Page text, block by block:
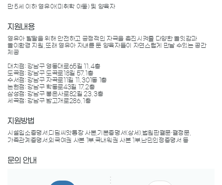
만 5세 이하 영유아(미취학 아동) 및 양육자
지원내용
영유아 발달을 위해 안전하고 긍정적인 자극을 촉진시켜줄 다양한 놀잇감과
놀이환경 지원, 또래 영유아 자녀를 둔 양육자들이 자연스럽게 만날 수있는 공간
제공
대치점: 강남구 영동대로65길 11, 4층
도곡점: 강남구 도곡로18길 57, 1층
수서점: 강남구 자곡로11길 11, 301동 1층
논현점: 강남구 학동로43길 17, 2층
삼성점: 강남구 봉은사로82길 23, 3층
세곡점: 강남구 밤고개로286, 1층
지원방법
시설입소증명서,디딤씨앗통장 사본,기본증명서(상세),법원판결문∙결정문,
가족관계증명서,외국여권 사본 1부,국내워권 사본 1부,난민인정증명서 등
문의 안내